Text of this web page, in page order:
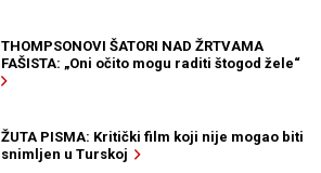
THOMPSONOVI ŠATORI NAD ŽRTVAMA
FAŠISTA: „Oni očito mogu raditi štogod žele“
ŽUTA PISMA: Kritički film koji nije mogao biti
snimljen u Turskoj